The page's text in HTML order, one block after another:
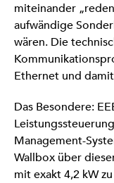
miteinander
aufwändige
wären. Die
Ethernet und
Das Besondere:
Management-
Wallbox über
mit exakt 4,2 kW